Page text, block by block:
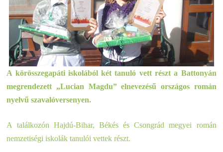
A körösszegapáti iskolából két tanuló vett részt a Battonyán
megrendezett „Lucian Magdu” elnevezésű országos román
nyelvű szavalóversenyen.
A találkozón Hajdú-Bihar, Békés és Csongrád megyei román
nemzetiségi iskolák tanulói vettek részt.